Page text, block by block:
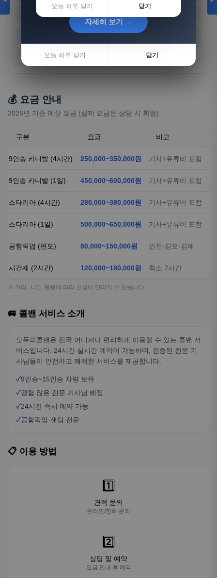
경기 충남
전남 경북
💰 요금 안내
2026년 기준 예상 요금 (실제 요금은 상담 시 확정)
구분 요금 비고
9인승 카니발 (4시간) 250,000~350,000원 기사+유류비 포함
9인승 카니발 (1일) 450,000~600,000원 기사+유류비 포함
스타리아 (4시간) 280,000~380,000원 기사+유류비 포함
스타리아 (1일) 500,000~650,000원 기사+유류비 포함
공항픽업 (편도) 80,000~150,000원 인천·김포·김해
시간제 (2시간) 120,000~180,000원 최소 2시간
※ 거리, 시간, 물량에 따라 요금이 달라질 수 있습니다.
🚐 콜밴 서비스 소개
모두의콜밴은 전국 어디서나 편리하게 이용할 수 있는 콜밴 서
비스입니다. 24시간 실시간 예약이 가능하며, 검증된 전문 기
사님들이 안전하고 쾌적한 서비스를 제공합니다.
✓9인승~15인승 차량 보유
✓경험 많은 전문 기사님 배정
✓24시간 즉시 예약 가능
✓공항픽업·샌딩 전문
📋 이용 방법
1️⃣
견적 문의
온라인/전화 문의
2️⃣
상담 및 예약
요금 안내 후 예약
오늘 하루 닫기 닫기
자세히 보기 →
오늘 하루 닫기 닫기
자세히 보기 →
오늘 하루 닫기 닫기